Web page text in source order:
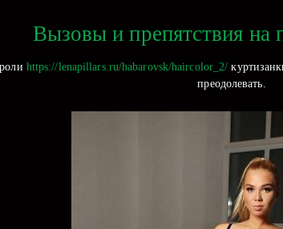
Вызовы и препятствия на
https://lenapillars.ru/habarovsk/haircolor_2/
преодолевать.